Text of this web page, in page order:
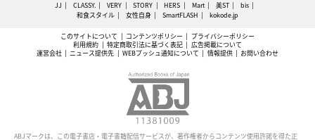
JJ CLASSY. VERY STORY HERS Mart 美ST
bis
和食スタイル
女性自身 SmartFLASH kokode.jp
このサイトについて コンテンツポリシー
プライバシーポリシー
利用規約
特定商取引法に基づく表記
広告掲載について
運営会社
ニュース提供先 WEBプッシュ通知について 情報提供 お問い合わせ
ABJマークは、この電子書店・電子書籍配信サービスが、著作権者からコンテンツ使用許諾を得た正